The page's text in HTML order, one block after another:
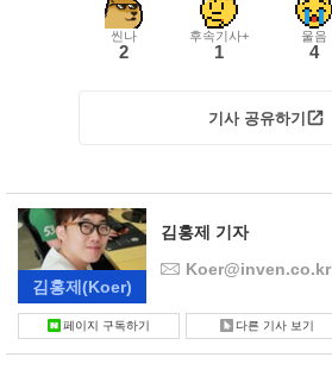
씬나
2
후속기사+
1
울음
4
기사 공유하기
김홍제 (Koer)
김홍제 기자
Koer@inven.co.kr
페이지 구독하기 다른 기사 보기